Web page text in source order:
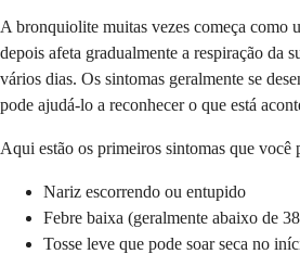
A bronquiolite muitas vezes começa como
depois afeta gradualmente a respiração da
vários dias. Os sintomas geralmente se
pode ajudá-lo a reconhecer o que está
Aqui estão os primeiros sintomas que você
Nariz escorrendo ou entupido
Febre baixa (geralmente abaixo de
Tosse leve que pode soar seca no